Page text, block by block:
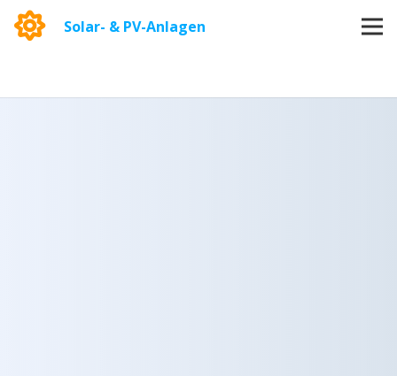
Solar- & PV-Anlagen